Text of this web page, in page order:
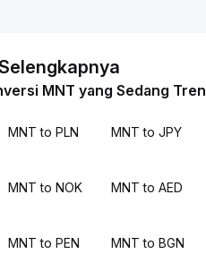
MNT yang Sedang Tren
MNT to PLN MNT to JPY
MNT to NOK MNT to AED
MNT to PEN MNT to BGN